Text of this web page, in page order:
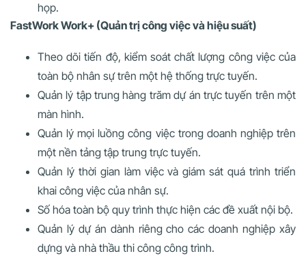
họp.
FastWork Work+ (Quản trị công việc và hiệu suất)
Theo dõi tiến độ, kiểm soát chất lượng công việc của
toàn bộ nhân sự trên một hệ thống trực tuyến.
Quản lý tập trung hàng trăm dự án trực tuyến trên một
màn hình.
Quản lý mọi luồng công việc trong doanh nghiệp trên
một nền tảng tập trung trực tuyến.
Quản lý thời gian làm việc và giám sát quá trình triển
khai công việc của nhân sự.
Số hóa toàn bộ quy trình thực hiện các đề xuất nội bộ.
Quản lý dự án dành riêng cho các doanh nghiệp xây
dựng và nhà thầu thi công công trình.